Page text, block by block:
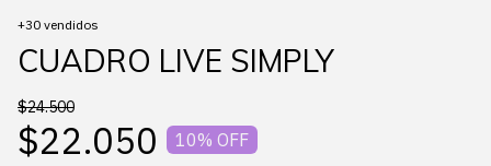
+30 vendidos
CUADRO LIVE SIMPLY
$24.500
$22.050 10% OFF